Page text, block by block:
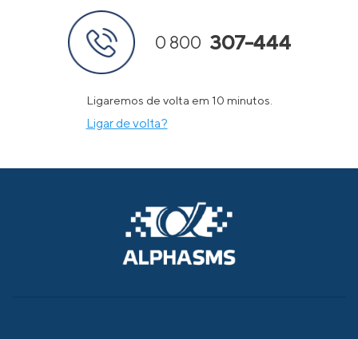
0 800 307-444
Ligaremos de volta em 10 minutos.
Ligar de volta?